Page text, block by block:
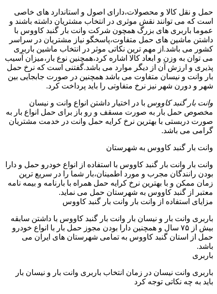
حمل و نقل کالا و محصولات،دارای اصول و استاندارد های خاصی
است که می توانند نقش موثری در انتخاب مشتریان داشته باشند و
عموما باربری های بزرگ همچون شرکت وانت بار گنبد کاووس با
داشتن ماشین های حمل متفاوت،پاسخگو نیاز مشتریان در سراسر
کشور می باشد.از مهم ترین نکاتی موثر در انتخاب ماشین باربری
می توان به وزن و ابعاد کالا اشاره کرد،همچنین نوع بار،میزان آسیب
پذیری و ارزش آن از دیگر موارد می باشد.گفتنی است که نرخ حمل
بار وانت و نیسان متفاوت می باشد همچنین در صورت جابجایی بین
شهر و دورن شهر نیز نرخ متفاوتی را باید پرداخت کرد.
وانت بار گنبد کاووس با در اختیار داشتن انواع وانت و نیسان
مخصوص حمل بار به صورت مسقف و رو باز برای حمل انواع بار به
صورت دربستی با بهترین نرخ کرایه حمل وانت در خدمت مشتریان
گرامی می باشد.
وانت بار گنبد کاووس به شهرستان
وانت بار وانت بار گنبد کاووس با استفاده از انواع خودرو حمل و دارا
بودن رانندگان مجرب و مورد اطمینان،بار شما را در سریع ترین
زمان ممکن و با بهترین نرخ کرایه حمل همراه با بارنامه و بیمه نامه
معتبر از گنبد کاووس به شهرستان حمل می نماید.
مزایای استفاده از وانت بار وانت بار گنبد کاووس
باربری وانت بار و نیسان بار وانت بار گنبد کاووس با داشتن سابقه
بیش از ۷۵ سال و همچنین دارا بودن مجوز حمل بار با انواع خودرو
حمل از استان گنبد کاووس به تمامی شهرستان های ایران می
باشد.
باربری
باربری وانت نیسان در زمان انتخاب باربری وانت بار و نیسان بار
باید به چه نکاتی توجه کرد